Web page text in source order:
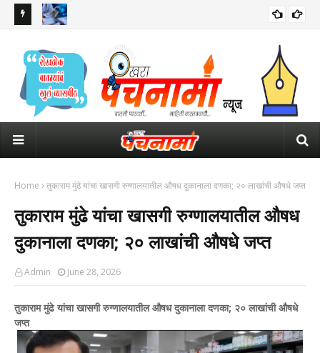
धक्कादायक खुलासा, NTA ची 'ती' चूकही आली समोर...
Home तुकाराम मुंढे यांचा खासगी रुग्णालयातील औषध दुकानाला दणका; २० लाखांची औषधे जप्त
तुकाराम मुंढे यांचा खासगी रुग्णालयातील औषध
दुकानाला दणका; २० लाखांची औषधे जप्त
Admin June 28, 2026
तुकाराम मुंढे यांचा खासगी रुग्णालयातील औषध दुकानाला दणका; २० लाखांची औषधे
जप्त